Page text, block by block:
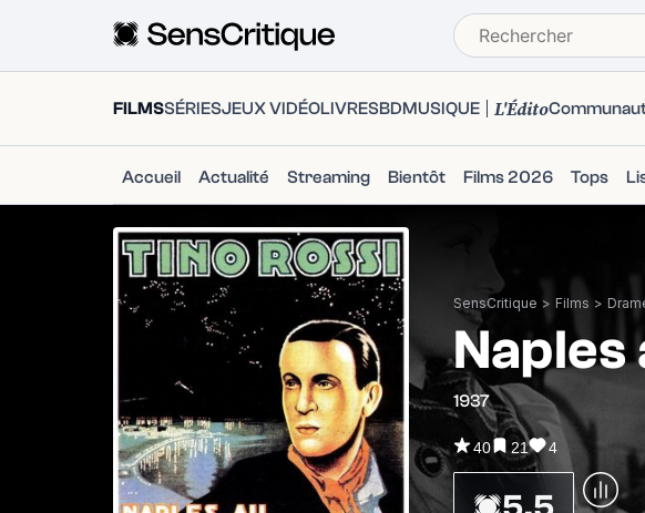
FILMSSÉRIESJEUX VIDÉOLIVRESBDMUSIQUE L'Édito
Accueil Actualité Streaming Bientôt Films 2026 Tops
SensCritique > Films >
Naples
1937
40 21 4